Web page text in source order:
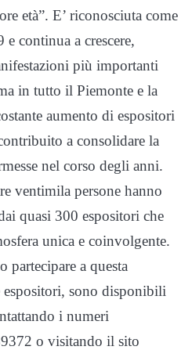
età”. E’ riconosciuta come
continua a crescere,
più importanti
in tutto il Piemonte e la
aumento di espositori
a consolidare la
nel corso degli anni.
ventimila persone hanno
quasi 300 espositori che
unica e coinvolgente.
partecipare a questa
espositori, sono disponibili
i numeri
o visitando il sito